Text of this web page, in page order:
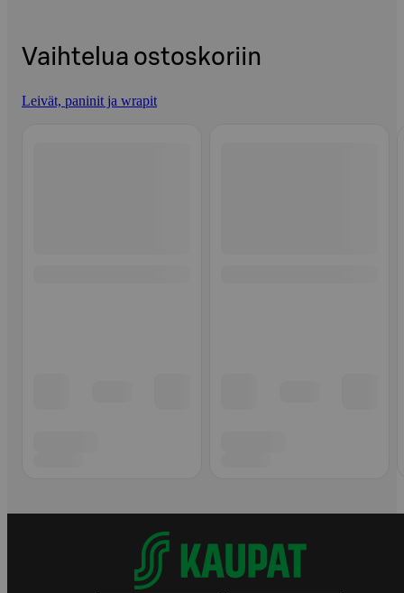
Vaihtelua ostoskoriin
Leivät, paninit ja wrapit